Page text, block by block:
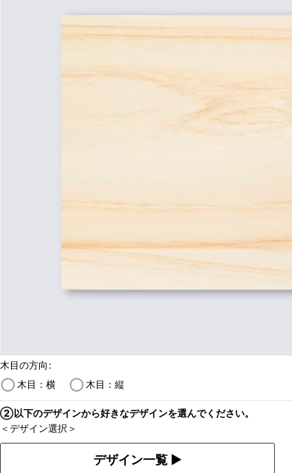
木目の方向 :
木目：横
木目：縦
②以下のデザインから好きなデザインを選んでください。
＜デザイン選択＞
デザイン一覧 ▶︎